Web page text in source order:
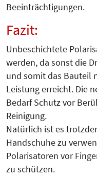
Beeinträchtigungen.
Fazit:
Unbeschichtete
werden, da sonst die
und somit das Bauteil
Leistung erreicht. Die
Bedarf Schutz vor
Reinigung.
Natürlich ist es
Handschuhe zu
Polarisatoren vor
zu schützen.